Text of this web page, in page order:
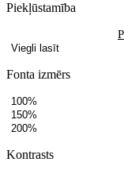
Piekļūstamība
Viegli lasīt
Fonta izmērs
100%
150%
200%
Kontrasts